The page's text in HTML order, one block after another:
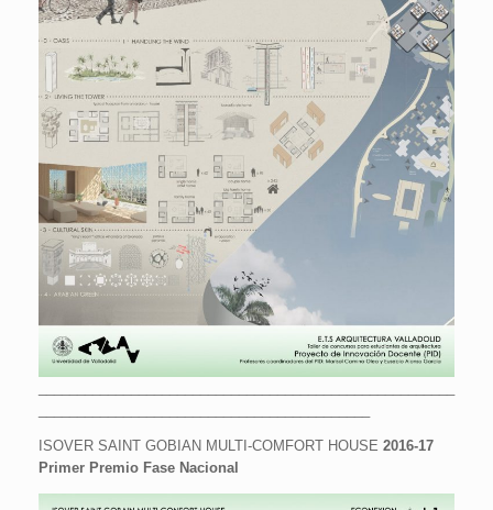
ISOVER SAINT GOBIAN MULTI-COMFORT HOUSE 2016-17
Primer Premio Fase Nacional